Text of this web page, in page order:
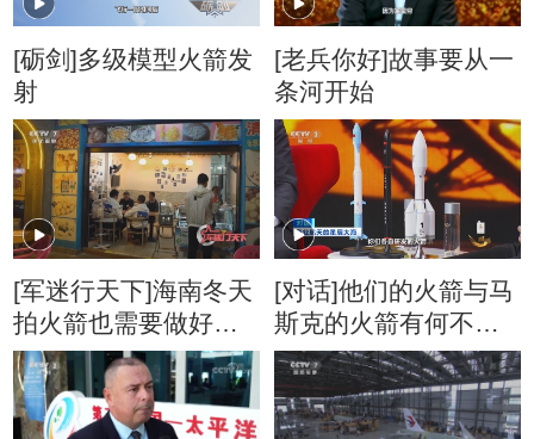
[砺剑]多级模型火箭发
射
[老兵你好]故事要从一
条河开始
[军迷行天下]海南冬天
拍火箭也需要做好保
暖
[对话]他们的火箭与马
斯克的火箭有何不
同？